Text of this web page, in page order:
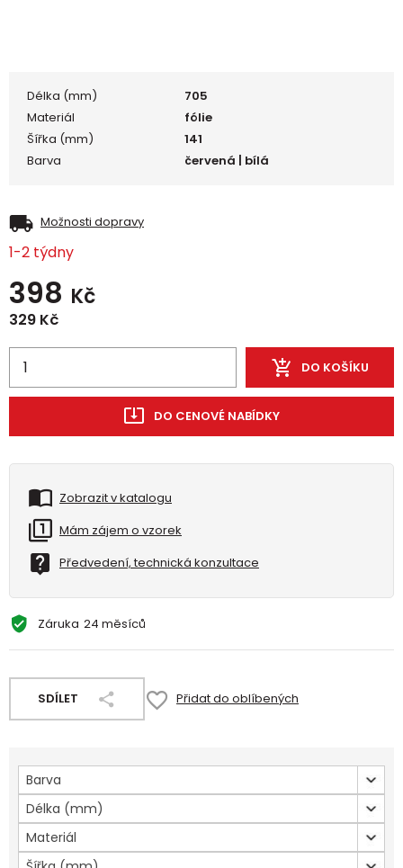
Délka (mm)
705
Materiál
fólie
Šířka (mm)
141
Barva
červená | bílá
Možnosti dopravy
1-2 týdny
398 Kč
329 Kč
DO KOŠÍKU
DO CENOVÉ NABÍDKY
Zobrazit v katalogu
Mám zájem o vzorek
Předvedení, technická konzultace
Záruka 24 měsíců
SDÍLET Přidat do oblíbených
Barva
Délka (mm)
Materiál